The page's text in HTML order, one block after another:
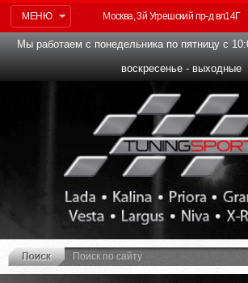
МЕНЮ Москва, 3й Угрешский пр-д вл14Г
Мы работаем с понедельника по пятницу с
воскресенье - выходные